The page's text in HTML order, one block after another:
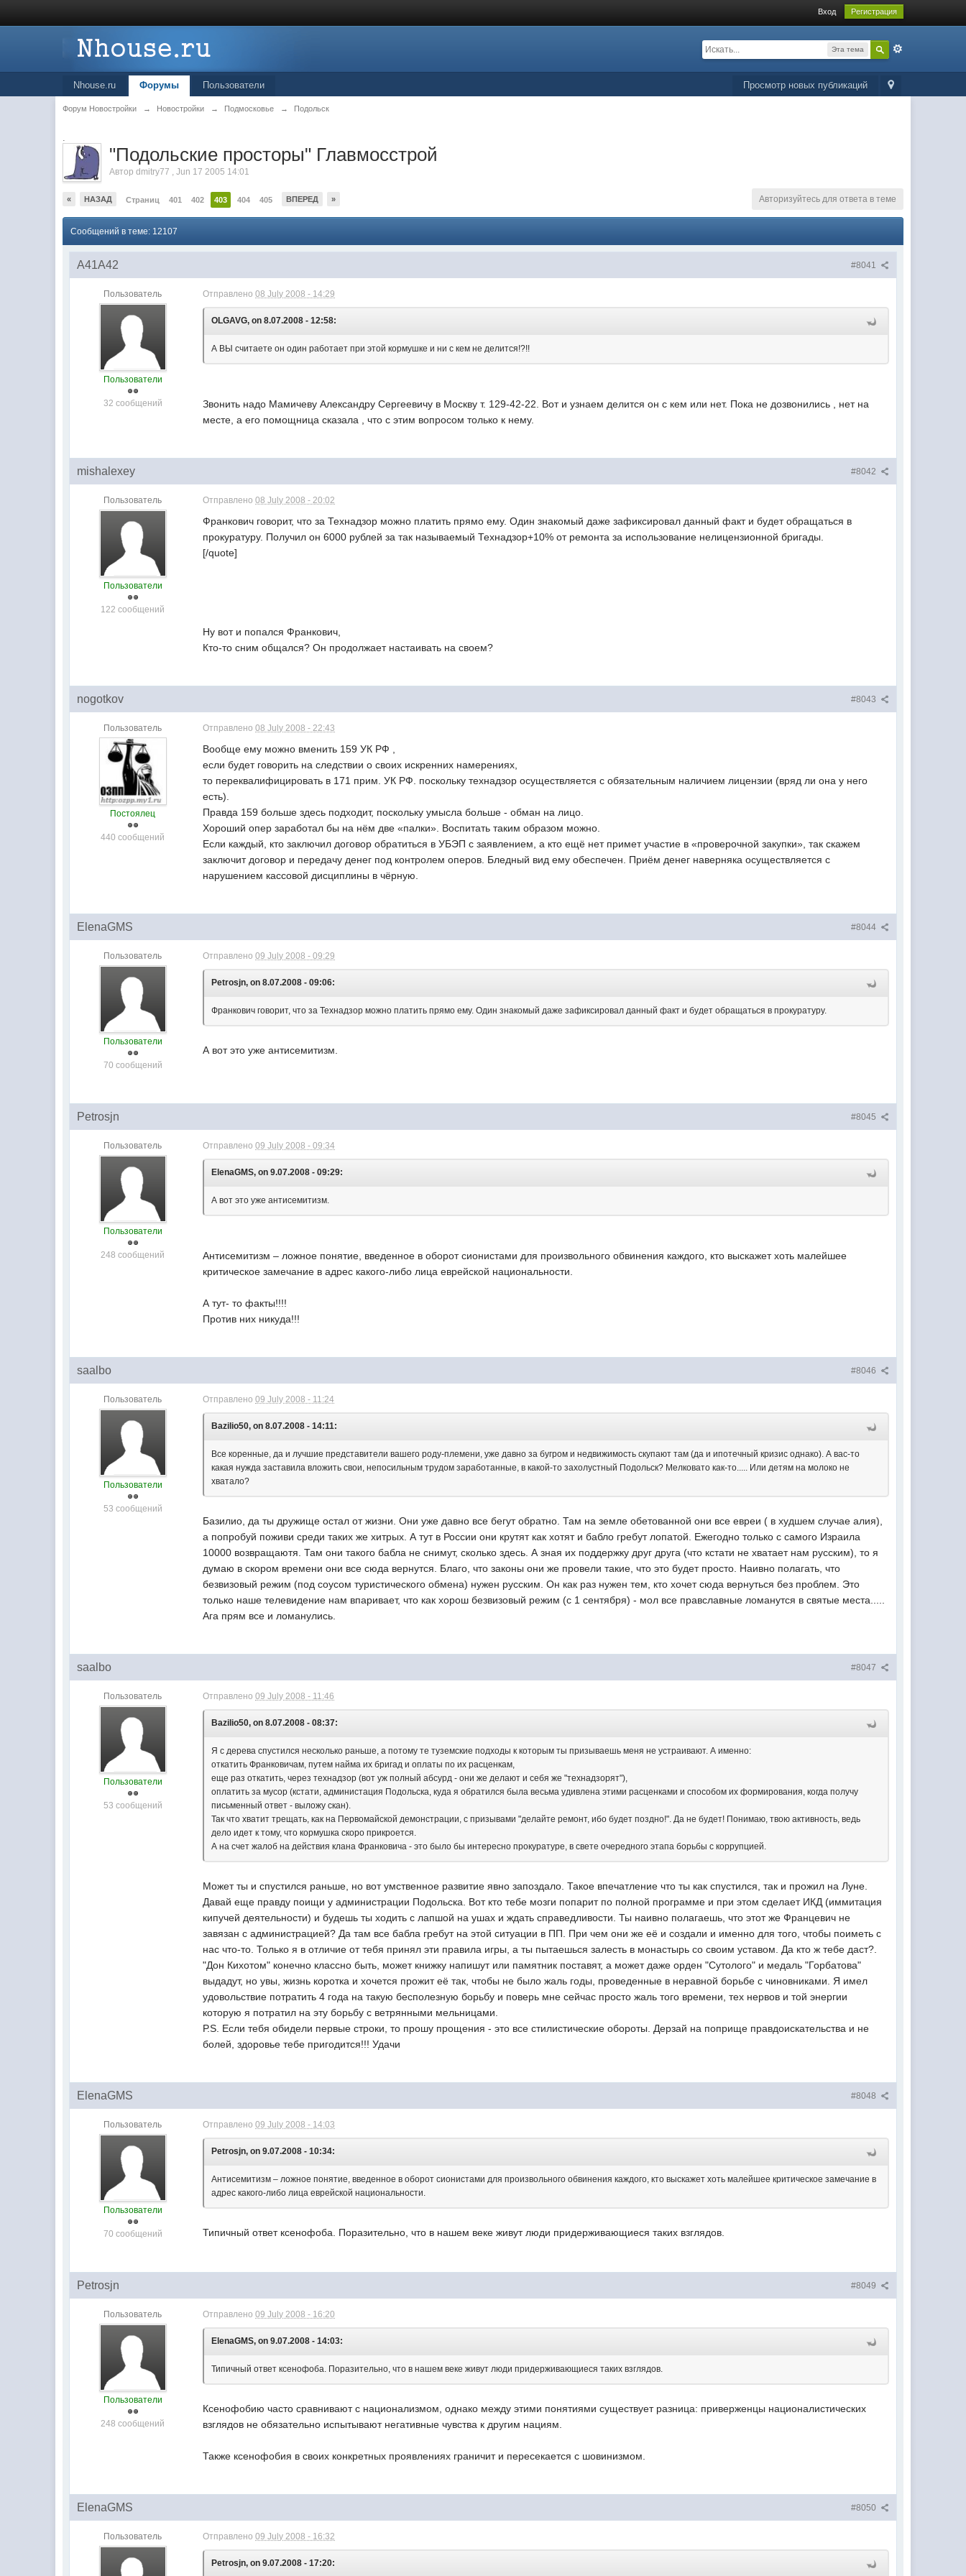
Вход Регистрация
Эта тема
Просмотр новых публикаций
Nhouse.ru Форумы Пользователи
Форум Новостройки → Новостройки → Подмосковье → Подольск
.
"Подольские просторы" Главмосстрой
Авторdmitry77 ,Jun 17 2005 14:01
« НАЗАД Страниц 401 402 403 404 405 ВПЕРЕД » Авторизуйтесь для ответа в теме
Сообщений в теме: 12107
#8041
A41A42
Пользователь
Пользователи
32 сообщений
Отправлено08 July 2008 - 14:29
OLGAVG, on 8.07.2008 - 12:58:
А ВЫ считаете он один работает при этой кормушке и ни с кем не делится!?!!
Звонить надо Мамичеву Александру Сергеевичу в Москву т. 129-42-22. Вот и узнаем делится он с кем или нет. Пока не дозвонились , нет на
месте, а его помощница сказала , что с этим вопросом только к нему.
#8042
mishalexey
Пользователь
Пользователи
122 сообщений
Отправлено08 July 2008 - 20:02
Франкович говорит, что за Технадзор можно платить прямо ему. Один знакомый даже зафиксировал данный факт и будет обращаться в
прокуратуру. Получил он 6000 рублей за так называемый Технадзор+10% от ремонта за использование нелицензионной бригады.
[/quote]
Ну вот и попался Франкович,
Кто-то сним общался? Он продолжает настаивать на своем?
#8043
nogotkov
Пользователь
Постоялец
440 сообщений
Отправлено08 July 2008 - 22:43
Вообще ему можно вменить 159 УК РФ ,
если будет говорить на следствии о своих искренних намерениях,
то переквалифицировать в 171 прим. УК РФ. поскольку технадзор осуществляется с обязательным наличием лицензии (вряд ли она у него
есть).
Правда 159 больше здесь подходит, поскольку умысла больше - обман на лицо.
Хороший опер заработал бы на нём две «палки». Воспитать таким образом можно.
Если каждый, кто заключил договор обратиться в УБЭП с заявлением, а кто ещё нет примет участие в «проверочной закупки», так скажем
заключит договор и передачу денег под контролем оперов. Бледный вид ему обеспечен. Приём денег наверняка осуществляется с
нарушением кассовой дисциплины в чёрную.
#8044
ElenaGMS
Пользователь
Пользователи
70 сообщений
Отправлено09 July 2008 - 09:29
Petrosjn, on 8.07.2008 - 09:06:
Франкович говорит, что за Технадзор можно платить прямо ему. Один знакомый даже зафиксировал данный факт и будет обращаться в прокуратуру.
А вот это уже антисемитизм.
#8045
Petrosjn
Пользователь
Пользователи
248 сообщений
Отправлено09 July 2008 - 09:34
ElenaGMS, on 9.07.2008 - 09:29:
А вот это уже антисемитизм.
Антисемитизм – ложное понятие, введенное в оборот сионистами для произвольного обвинения каждого, кто выскажет хоть малейшее
критическое замечание в адрес какого-либо лица еврейской национальности.
А тут- то факты!!!!
Против них никуда!!!
#8046
saalbo
Пользователь
Пользователи
53 сообщений
Отправлено09 July 2008 - 11:24
Bazilio50, on 8.07.2008 - 14:11:
Все коренные, да и лучшие представители вашего роду-племени, уже давно за бугром и недвижимость скупают там (да и ипотечный кризис однако). А вас-то
какая нужда заставила вложить свои, непосильным трудом заработанные, в какой-то захолустный Подольск? Мелковато как-то..... Или детям на молоко не
хватало?
Базилио, да ты дружище остал от жизни. Они уже давно все бегут обратно. Там на земле обетованной они все евреи ( в худшем случае алия),
а попробуй поживи среди таких же хитрых. А тут в России они крутят как хотят и бабло гребут лопатой. Ежегодно только с самого Израила
10000 возвращаютя. Там они такого бабла не снимут, сколько здесь. А зная их поддержку друг друга (что кстати не хватает нам русским), то я
думаю в скором времени они все сюда вернутся. Благо, что законы они же провели такие, что это будет просто. Наивно полагать, что
безвизовый режим (под соусом туристического обмена) нужен русским. Он как раз нужен тем, кто хочет сюда вернуться без проблем. Это
только наше телевидение нам впаривает, что как хорош безвизовый режим (с 1 сентября) - мол все правславные ломанутся в святые места.....
Ага прям все и ломанулись.
#8047
saalbo
Пользователь
Пользователи
53 сообщений
Отправлено09 July 2008 - 11:46
Bazilio50, on 8.07.2008 - 08:37:
Я с дерева спустился несколько раньше, а потому те туземские подходы к которым ты призываешь меня не устраивают. А именно:
откатить Франковичам, путем найма их бригад и оплаты по их расценкам,
еще раз откатить, через технадзор (вот уж полный абсурд - они же делают и себя же "технадзорят"),
оплатить за мусор (кстати, администация Подольска, куда я обратился была весьма удивлена этими расценками и способом их формирования, когда получу
письменный ответ - выложу скан).
Так что хватит трещать, как на Первомайской демонстрации, с призывами "делайте ремонт, ибо будет поздно!". Да не будет! Понимаю, твою активность, ведь
дело идет к тому, что кормушка скоро прикроется.
А на счет жалоб на действия клана Франковича - это было бы интересно прокуратуре, в свете очередного этапа борьбы с коррупцией.
Может ты и спустился раньше, но вот умственное развитие явно запоздало. Такое впечатление что ты как спустился, так и прожил на Луне.
Давай еще правду поищи у администрации Подольска. Вот кто тебе мозги попарит по полной программе и при этом сделает ИКД (иммитация
кипучей деятельности) и будешь ты ходить с лапшой на ушах и ждать справедливости. Ты наивно полагаешь, что этот же Францевич не
завязан с администрацией? Да там все бабла гребут на этой ситуации в ПП. При чем они же её и создали и именно для того, чтобы поиметь с
нас что-то. Только я в отличие от тебя принял эти правила игры, а ты пытаешься залесть в монастырь со своим уставом. Да кто ж тебе даст?.
"Дон Кихотом" конечно классно быть, может книжку напишут или памятник поставят, а может даже орден "Сутолого" и медаль "Горбатова"
выдадут, но увы, жизнь коротка и хочется прожит её так, чтобы не было жаль годы, проведенные в неравной борьбе с чиновниками. Я имел
удовольствие потратить 4 года на такую бесполезную борьбу и поверь мне сейчас просто жаль того времени, тех нервов и той энергии
которую я потратил на эту борьбу с ветрянными мельницами.
Р.S. Если тебя обидели первые строки, то прошу прощения - это все стилистические обороты. Дерзай на поприще правдоискательства и не
болей, здоровье тебе пригодится!!! Удачи
#8048
ElenaGMS
Пользователь
Пользователи
70 сообщений
Отправлено09 July 2008 - 14:03
Petrosjn, on 9.07.2008 - 10:34:
Антисемитизм – ложное понятие, введенное в оборот сионистами для произвольного обвинения каждого, кто выскажет хоть малейшее критическое замечание в
адрес какого-либо лица еврейской национальности.
Типичный ответ ксенофоба. Поразительно, что в нашем веке живут люди придерживающиеся таких взглядов.
#8049
Petrosjn
Пользователь
Пользователи
248 сообщений
Отправлено09 July 2008 - 16:20
ElenaGMS, on 9.07.2008 - 14:03:
Типичный ответ ксенофоба. Поразительно, что в нашем веке живут люди придерживающиеся таких взглядов.
Ксенофобию часто сравнивают с национализмом, однако между этими понятиями существует разница: приверженцы националистических
взглядов не обязательно испытывают негативные чувства к другим нациям.
Также ксенофобия в своих конкретных проявлениях граничит и пересекается с шовинизмом.
#8050
ElenaGMS
Пользователь Отправлено09 July 2008 - 16:32
Petrosjn, on 9.07.2008 - 17:20: